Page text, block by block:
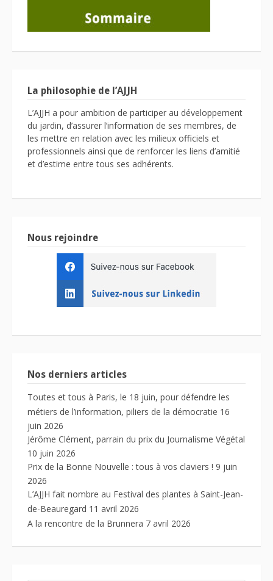
La philosophie de l’AJJH
L’AJJH a pour ambition de participer au développement
du jardin, d’assurer l’information de ses membres, de
les mettre en relation avec les milieux officiels et
professionnels ainsi que de renforcer les liens d’amitié
et d’estime entre tous ses adhérents.
Nous rejoindre
Nos derniers articles
Toutes et tous à Paris, le 18 juin, pour défendre les
métiers de l’information, piliers de la démocratie 16
juin 2026
Jérôme Clément, parrain du prix du Journalisme Végétal
10 juin 2026
Prix de la Bonne Nouvelle : tous à vos claviers ! 9 juin
2026
L’AJJH fait nombre au Festival des plantes à Saint-Jean-
de-Beauregard 11 avril 2026
A la rencontre de la Brunnera 7 avril 2026